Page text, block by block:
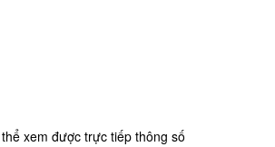
xem được trực tiếp thông số